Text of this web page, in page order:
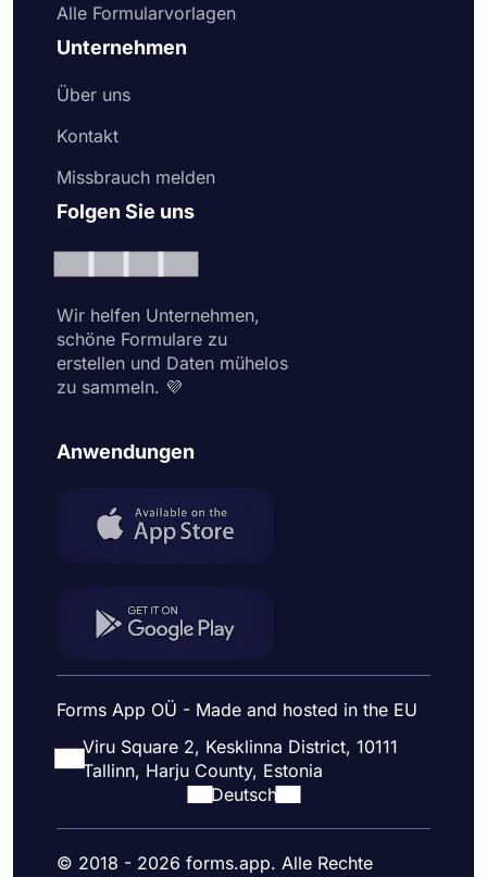
Alle Formularvorlagen
Unternehmen
Über uns
Kontakt
Missbrauch melden
Folgen Sie uns
Wir helfen Unternehmen,
schöne Formulare zu
erstellen und Daten mühelos
zu sammeln. 💜
Anwendungen
Forms App OÜ - Made and hosted in the EU
Viru Square 2, Kesklinna District, 10111
Tallinn, Harju County, Estonia
Deutsch
© 2018 - 2026 forms.app. Alle Rechte